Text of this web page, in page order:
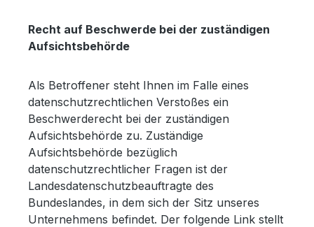
Recht auf Beschwerde bei der zuständigen
Aufsichtsbehörde
Als Betroffener steht Ihnen im Falle eines
datenschutzrechtlichen Verstoßes ein
Beschwerderecht bei der zuständigen
Aufsichtsbehörde zu. Zuständige
Aufsichtsbehörde bezüglich
datenschutzrechtlicher Fragen ist der
Landesdatenschutzbeauftragte des
Bundeslandes, in dem sich der Sitz unseres
Unternehmens befindet. Der folgende Link stellt